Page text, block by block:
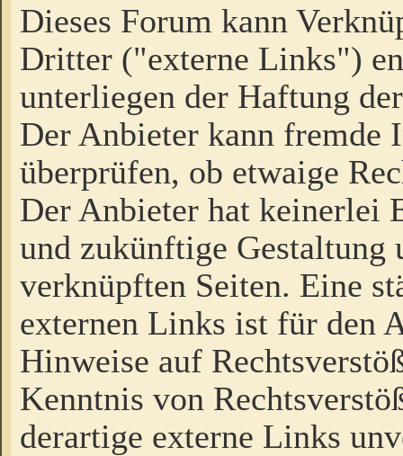
Dieses Forum kann
Dritter ("externe Links")
unterliegen der Haftung
Der Anbieter kann fremde
überprüfen, ob etwaige
Der Anbieter hat keinerlei
und zukünftige Gestaltung
verknüpften Seiten. Eine
externen Links ist für den
Hinweise auf
Kenntnis von
derartige externe Links